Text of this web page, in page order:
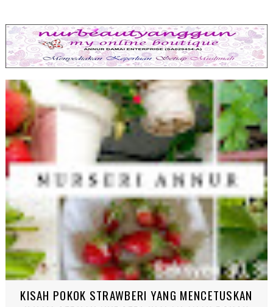
KISAH POKOK STRAWBERI YANG
MENCETUSKAN ILHAM SEBUAH NURSERI
JUALAN ANAK POKOK
Noor Akma Dec 01, 2023